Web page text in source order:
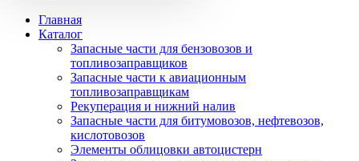
Главная
Каталог
Запасные части для бензовозов и
топливозаправщиков
Запасные части к авиационным
топливозаправщикам
Рекуперация и нижний налив
Запасные части для битумовозов, нефтевозов,
кислотовозов
Элементы облицовки автоцистерн